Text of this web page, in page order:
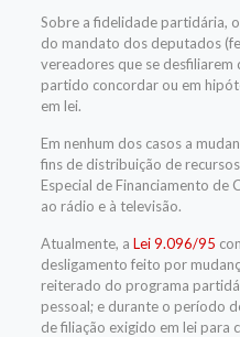
Sobre a fidelidade partidária,
do mandato dos deputados
vereadores que se desfiliarem
partido concordar ou em
em lei.
Em nenhum dos casos a
fins de distribuição de
Especial de Financiamento de
ao rádio e à televisão.
Atualmente, a Lei 9.096/95
desligamento feito por
reiterado do programa
pessoal; e durante o período
de filiação exigido em lei para